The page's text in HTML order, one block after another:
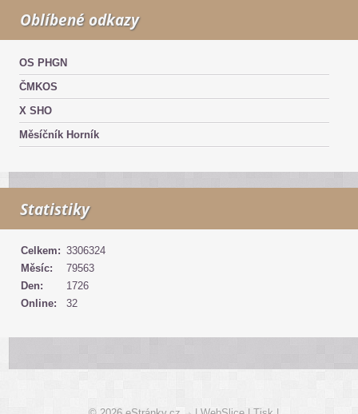
Oblíbené odkazy
OS PHGN
ČMKOS
X SHO
Měsíčník Horník
Statistiky
Online: 32
Celkem: 3306324
Měsíc:
79563
Den:
1726